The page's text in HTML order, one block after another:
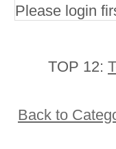
Please login
TOP 12:
Back to